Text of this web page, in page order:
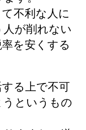
不利な人に
が削れない
を安くする
る上で不可
というもの